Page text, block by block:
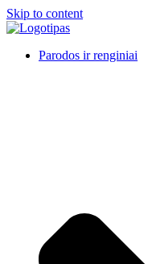
Skip to content
Parodos ir renginiai